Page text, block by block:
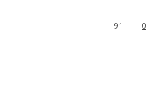
0
91